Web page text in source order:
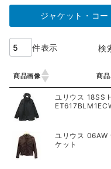
ジャケット・コー
件表示 検
商品画像 商品
商品画像 商
ユリウス 18SS
ユリウス 06AW
ケット